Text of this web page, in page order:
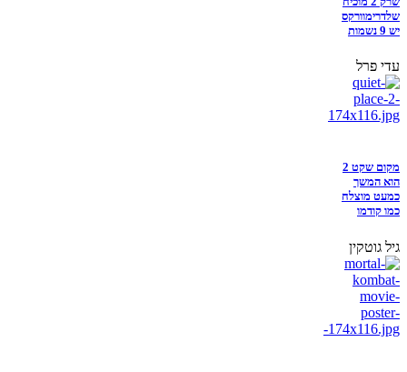
שלדרימוורקס
יש 9 נשמות
עדי פרל
מקום שקט 2
הוא המשך
כמעט מוצלח
כמו קודמו
גיל גוטקין